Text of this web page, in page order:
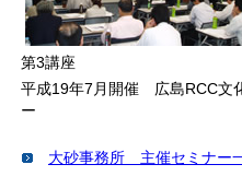
第3講座
平成19年7月開催 広島RCC文
ー
大砂事務所 主催セミナー